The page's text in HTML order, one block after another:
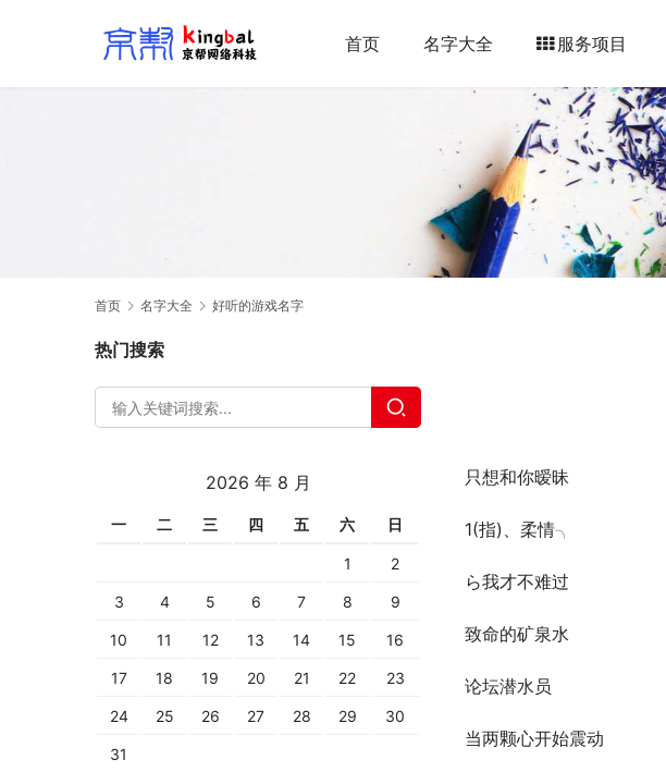
首页 名字大全 服务项目
首页 名字大全 好听的游戏名字
只想和你暧昧
1(指)、柔情╮
ら我才不难过
致命的矿泉水
论坛潜水员
当两颗心开始震动
热门搜索
2026 年 8 月
一 二 三 四 五 六 日
1 2
3 4 5 6 7 8 9
10 11 12 13 14 15 16
17 18 19 20 21 22 23
24 25 26 27 28 29 30
31